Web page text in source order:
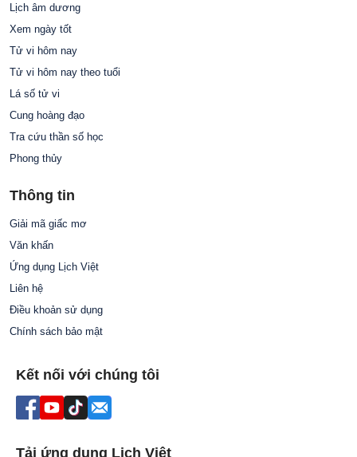
Lịch âm dương
Xem ngày tốt
Tử vi hôm nay
Tử vi hôm nay theo tuổi
Lá số tử vi
Cung hoàng đạo
Tra cứu thần số học
Phong thủy
Thông tin
Giải mã giấc mơ
Văn khấn
Ứng dụng Lịch Việt
Liên hệ
Điều khoản sử dụng
Chính sách bảo mật
Kết nối với chúng tôi
Tải ứng dụng Lịch Việt